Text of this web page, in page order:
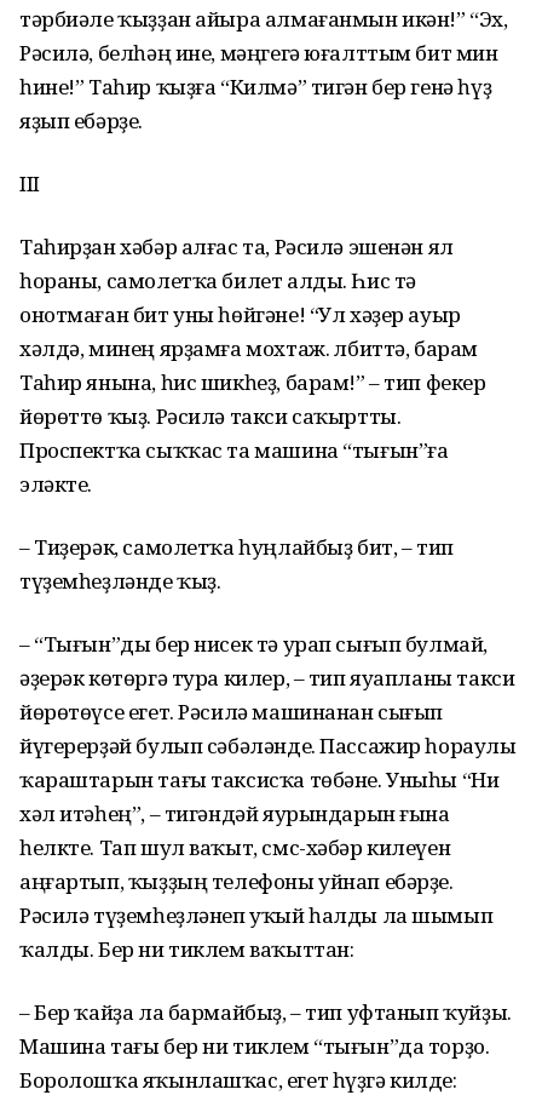
тәрбиәле ҡыҙҙан айыра алмағанмын икән!” “Эх,
Рәсилә, белһәң ине, мәңгегә юғалттым бит мин
һине!” Таһир ҡыҙға “Килмә” тигән бер генә һүҙ
яҙып ебәрҙе.
III
Таһирҙан хәбәр алғас та, Рәсилә эшенән ял
һораны, самолетҡа билет алды. Һис тә
онотмаған бит уны һөйгәне! “Ул хәҙер ауыр
хәлдә, минең ярҙамға мохтаж. Әлбиттә, барам
Таһир янына, һис шикһеҙ, барам!” – тип фекер
йөрөттө ҡыҙ. Рәсилә такси саҡыртты.
Проспектҡа сыҡҡас та машина “тығын”ға
эләкте.
– Тиҙерәк, самолетҡа һуңлайбыҙ бит, – тип
түҙемһеҙләнде ҡыҙ.
– “Тығын”ды бер нисек тә урап сығып булмай,
әҙерәк көтөргә тура килер, – тип яуапланы такси
йөрөтөүсе егет. Рәсилә машинанан сығып
йүгерерҙәй булып сәбәләнде. Пассажир һораулы
ҡараштарын тағы таксисҡа төбәне. Уныһы “Ни
хәл итәһең”, – тигәндәй яурындарын ғына
һелкте. Тап шул ваҡыт, смс-хәбәр килеүен
аңғартып, ҡыҙҙың телефоны уйнап ебәрҙе.
Рәсилә түҙемһеҙләнеп уҡый һалды ла шымып
ҡалды. Бер ни тиклем ваҡыттан:
– Бер ҡайҙа ла бармайбыҙ, – тип уфтанып ҡуйҙы.
Машина тағы бер ни тиклем “тығын”да торҙо.
Боролошҡа яҡынлашҡас, егет һүҙгә килде: